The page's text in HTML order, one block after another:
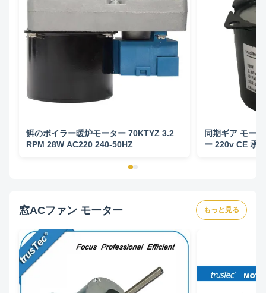
餌のボイラー暖炉モーター 70KTYZ 3.2
RPM 28W AC220 240-50HZ
同期ギア モー
ー 220v CE 承
窓ACファン モーター もっと見る